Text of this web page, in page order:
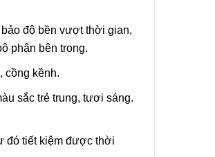
độ bền vượt thời gian,
phận bên trong.
cồng kềnh.
sắc trẻ trung, tươi sáng.
đó tiết kiệm được thời